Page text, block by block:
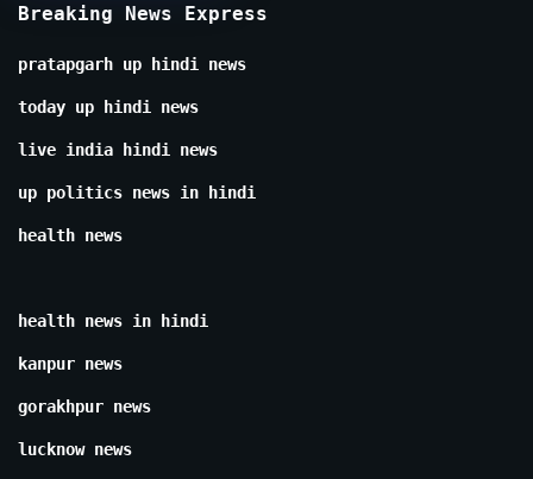
Breaking News Express
pratapgarh up hindi news
today up hindi news
live india hindi news
up politics news in hindi
health news
health news in hindi
kanpur news
gorakhpur news
lucknow news